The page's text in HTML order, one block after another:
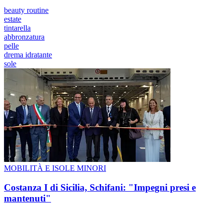
beauty routine
estate
tintarella
abbronzatura
pelle
drema idratante
sole
MOBILITÀ E ISOLE MINORI
Costanza I di Sicilia, Schifani: "Impegni presi e
mantenuti"